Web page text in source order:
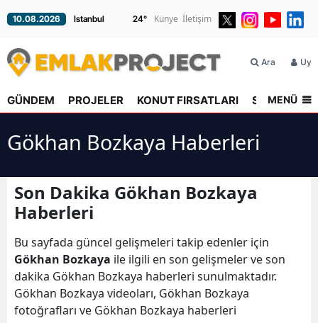
10.08.2026 24° Künye İletişim
Ara
GÜNDEM PROJELER KONUT FIRSATLARI SEKTÖR
MENÜ
Gökhan Bozkaya Haberleri
Son Dakika Gökhan Bozkaya
Haberleri
Bu sayfada güncel gelişmeleri takip edenler için
Gökhan Bozkaya ile ilgili en son gelişmeler ve son
dakika Gökhan Bozkaya haberleri sunulmaktadır.
Gökhan Bozkaya videoları, Gökhan Bozkaya
fotoğrafları ve Gökhan Bozkaya haberleri